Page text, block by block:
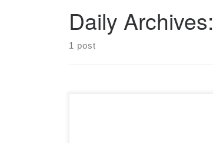
Daily Archives:
1 post